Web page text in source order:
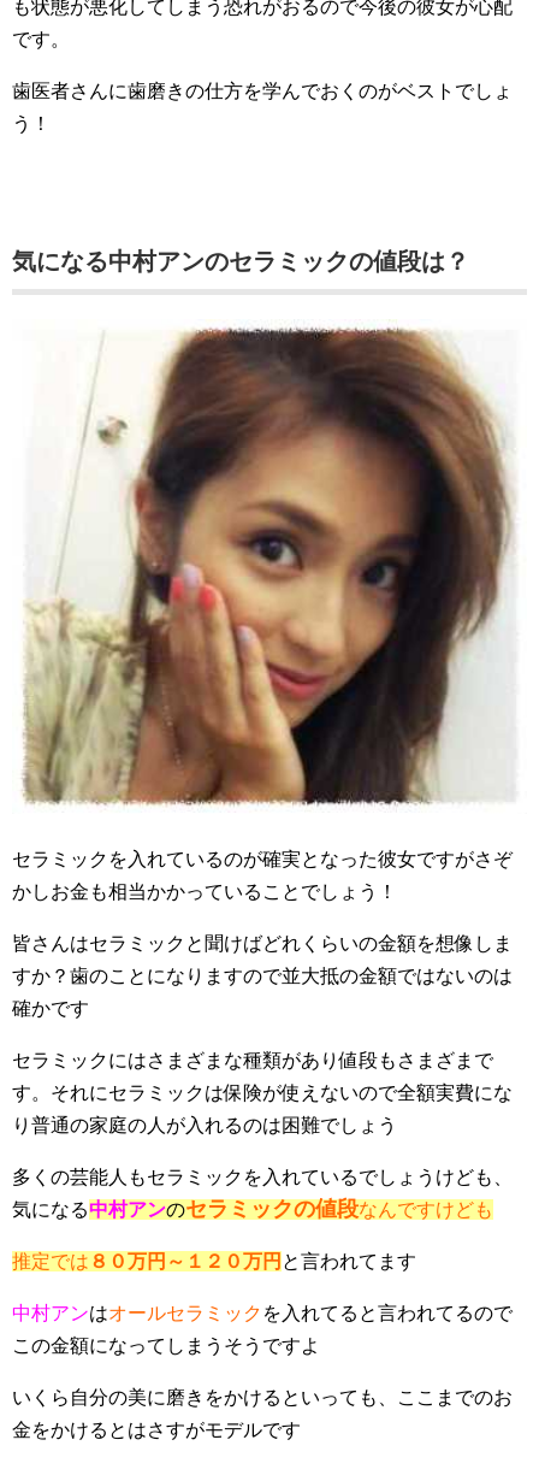
も状態が悪化してしまう恐れがおるので今後の彼女が心配
です。
歯医者さんに歯磨きの仕方を学んでおくのがベストでしょ
う！
気になる中村アンのセラミックの値段は？
セラミックを入れているのが確実となった彼女ですがさぞ
かしお金も相当かかっていることでしょう！
皆さんはセラミックと聞けばどれくらいの金額を想像しま
すか？歯のことになりますので並大抵の金額ではないのは
確かです
セラミックにはさまざまな種類があり値段もさまざまで
す。それにセラミックは保険が使えないので全額実費にな
り普通の家庭の人が入れるのは困難でしょう
多くの芸能人もセラミックを入れているでしょうけども、
気になる中村アンのセラミックの値段なんですけども
推定では ８０万円～１２０万円 と言われてます
中村アンはオールセラミック を入れてると言われてるので
この金額になってしまうそうですよ
いくら自分の美に磨きをかけるといっても、ここまでのお
金をかけるとはさすがモデルです